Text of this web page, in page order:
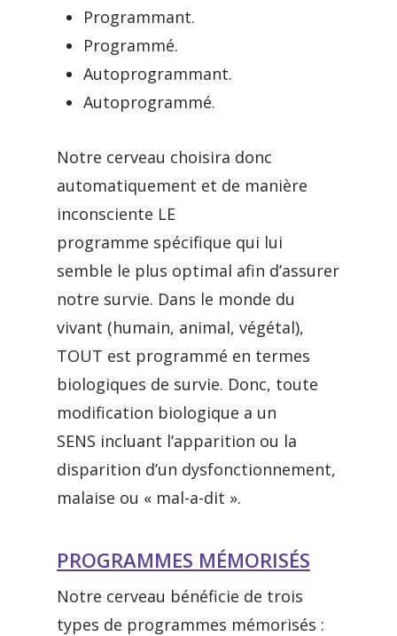
Programmant.
Programmé.
Autoprogrammant.
Autoprogrammé.
Notre cerveau choisira donc
automatiquement et de manière
inconsciente LE
programme spécifique qui lui
semble le plus optimal afin d’assurer
notre survie. Dans le monde du
vivant (humain, animal, végétal),
TOUT est programmé en termes
biologiques de survie. Donc, toute
modification biologique a un
SENS incluant l’apparition ou la
disparition d’un dysfonctionnement,
malaise ou « mal-a-dit ».
PROGRAMMES MÉMORISÉS
Notre cerveau bénéficie de trois
types de programmes mémorisés :